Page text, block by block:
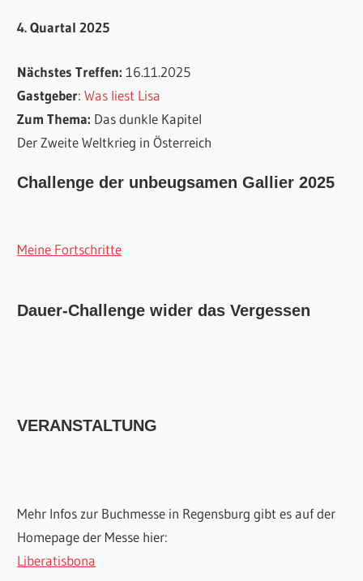
4. Quartal 2025
Nächstes Treffen:16.11.2025
Gastgeber:Was liest Lisa
Zum Thema: Das dunkle Kapitel
Der Zweite Weltkrieg in Österreich
Challenge der unbeugsamen Gallier 2025
Meine Fortschritte
Dauer-Challenge wider das Vergessen
VERANSTALTUNG
Mehr Infos zur Buchmesse in Regensburg gibt es auf der
Homepage der Messe hier:
Liberatisbona